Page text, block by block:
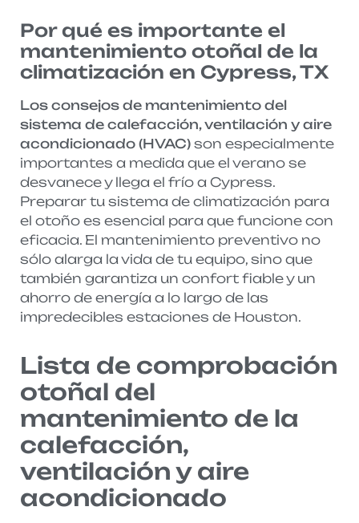
Por qué es importante el
mantenimiento otoñal de la
climatización en Cypress, TX
Los consejos de mantenimiento del
sistema de calefacción, ventilación y aire
acondicionado (HVAC) son especialmente
importantes a medida que el verano se
desvanece y llega el frío a Cypress.
Preparar tu sistema de climatización para
el otoño es esencial para que funcione con
eficacia. El mantenimiento preventivo no
sólo alarga la vida de tu equipo, sino que
también garantiza un confort fiable y un
ahorro de energía a lo largo de las
impredecibles estaciones de Houston.
Lista de comprobación
otoñal del
mantenimiento de la
calefacción,
ventilación y aire
acondicionado